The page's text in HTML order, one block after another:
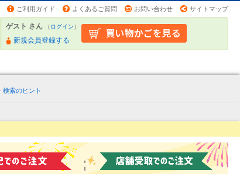
ご利用ガイド よくあるご質問 お問い合わせ サイトマップ
ゲスト さん （ログイン）
新規会員登録する
検索のヒント